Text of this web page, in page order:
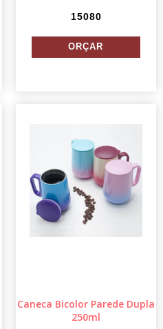
15080
Caneca Bicolor Parede Dupla
250ml